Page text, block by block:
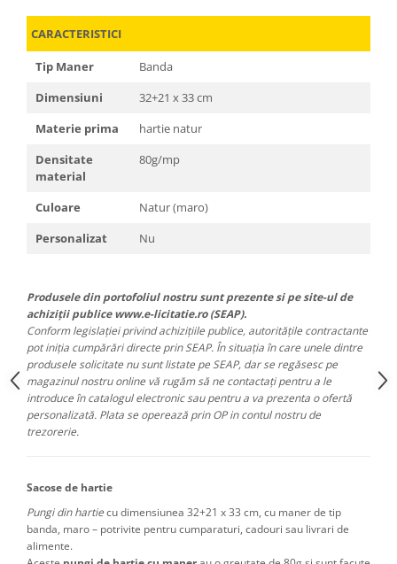
CARACTERISTICI
Tip Maner
Banda
Dimensiuni
32+21 x 33 cm
Materie prima
hartie natur
Densitate
material
80g/mp
Culoare
Natur (maro)
Personalizat
Nu
Produsele din portofoliul nostru sunt prezente si pe site-ul de
achiziții publice www.e-licitatie.ro (SEAP).
Conform legislației privind achizițiile publice, autoritățile contractante
pot iniția cumpărări directe prin SEAP. În situația în care unele dintre
produsele solicitate nu sunt listate pe SEAP, dar se regăsesc pe
magazinul nostru online vă rugăm să ne contactați pentru a le
introduce în catalogul electronic sau pentru a va prezenta o ofertă
personalizată. Plata se operează prin OP in contul nostru de
trezorerie.
Sacose de hartie
Pungi din hartiecu dimensiunea 32+21 x 33 cm, cu maner de tip
banda, maro – potrivite pentru cumparaturi, cadouri sau livrari de
alimente.